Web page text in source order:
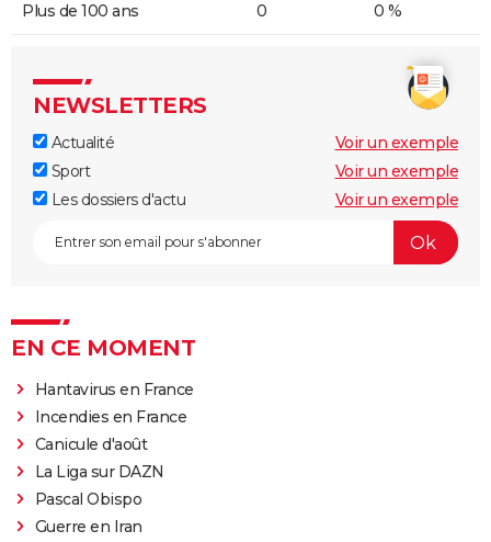
Plus de 100 ans 0 0 %
NEWSLETTERS
Actualité
Voir un exemple
Sport
Voir un exemple
Les dossiers d'actu
Voir un exemple
EN CE MOMENT
Hantavirus en France
Incendies en France
Canicule d'août
La Liga sur DAZN
Pascal Obispo
Guerre en Iran